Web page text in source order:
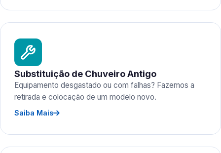
Substituição de Chuveiro Antigo
Equipamento desgastado ou com falhas? Fazemos a
retirada e colocação de um modelo novo.
Saiba Mais